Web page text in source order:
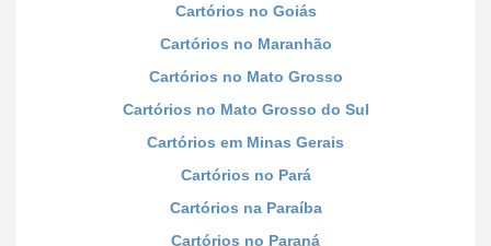
Cartórios no Goiás
Cartórios no Maranhão
Cartórios no Mato Grosso
Cartórios no Mato Grosso do Sul
Cartórios em Minas Gerais
Cartórios no Pará
Cartórios na Paraíba
Cartórios no Paraná